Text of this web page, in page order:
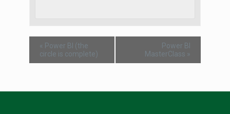
« Power BI (the
circle is complete)
Power BI
MasterClass »